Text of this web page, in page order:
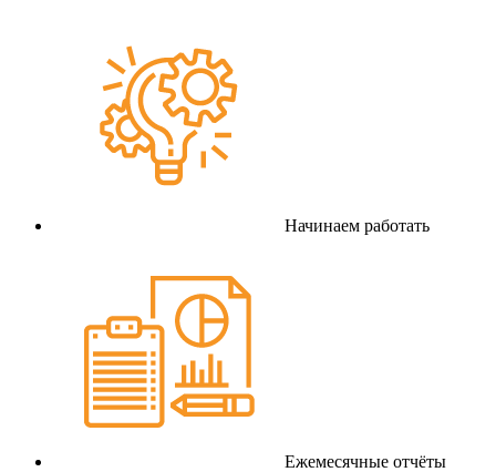
Начинаем работать
Ежемесячные отчёты